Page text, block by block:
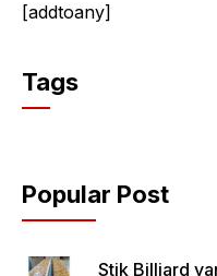
[addtoany]
Tags
Popular Post
Stik Billiard